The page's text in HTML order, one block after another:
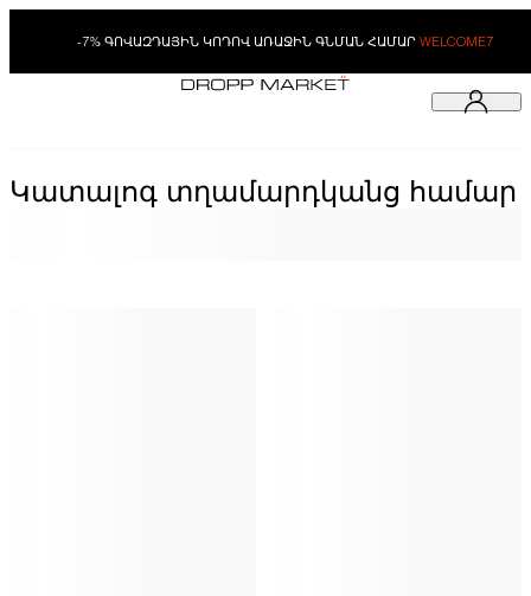
-7% ԳՈՎԱԶԴԱՅԻՆ ԿՈԴՈՎ ԱՌԱՋԻՆ ԳՆՄԱՆ ՀԱՄԱՐ WELCOME7
Կատալոգ տղամարդկանց համար